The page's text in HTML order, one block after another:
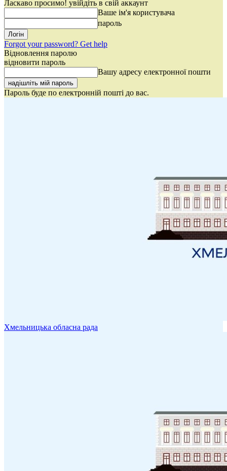
Ласкаво просимо! увійдіть в свій аккаунт
Ваше ім'я користувача
пароль
Forgot your password? Get help
Відновлення паролю
відновити пароль
Вашу адресу електронної пошти
Пароль буде по електронній пошті до вас.
Хмельницька обласна рада